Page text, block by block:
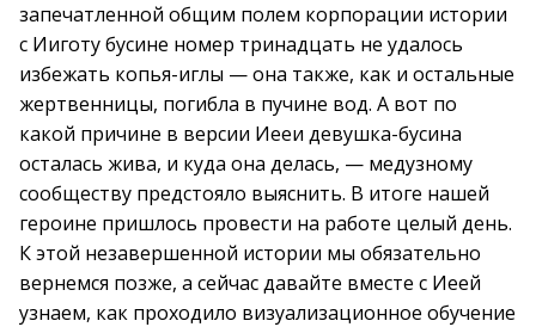
запечатленной общим полем корпорации истории
с Ииготу бусине номер тринадцать не удалось
избежать копья-иглы — она также, как и остальные
жертвенницы, погибла в пучине вод. А вот по
какой причине в версии Иееи девушка-бусина
осталась жива, и куда она делась, — медузному
сообществу предстояло выяснить. В итоге нашей
героине пришлось провести на работе целый день.
К этой незавершенной истории мы обязательно
вернемся позже, а сейчас давайте вместе с Иеей
узнаем, как проходило визуализационное обучение